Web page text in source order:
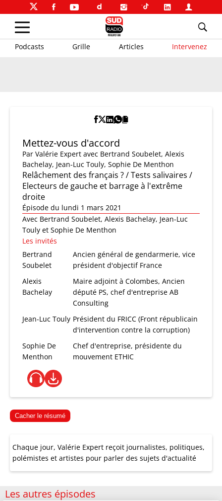
Podcasts Grille Articles Intervenez
Mettez-vous d'accord
Par Valérie Expert avec Bertrand Soubelet, Alexis
Bachelay, Jean-Luc Touly, Sophie De Menthon
Relâchement des français ? / Tests salivaires /
Electeurs de gauche et barrage à l'extrême
droite
Épisode du lundi 1 mars 2021
Avec Bertrand Soubelet, Alexis Bachelay, Jean-Luc
Touly et Sophie De Menthon
Les invités
Bertrand
Soubelet
Ancien général de gendarmerie, vice
président d'objectif France
Alexis
Bachelay
Maire adjoint à Colombes, Ancien
député PS, chef d'entreprise AB
Consulting
Jean-Luc Touly Président du FRICC (Front républicain
d'intervention contre la corruption)
Sophie De
Menthon
Chef d'entreprise, présidente du
mouvement ETHIC
Cacher le résumé
Chaque jour, Valérie Expert reçoit journalistes, politiques,
polémistes et artistes pour parler des sujets d'actualité
Les autres épisodes